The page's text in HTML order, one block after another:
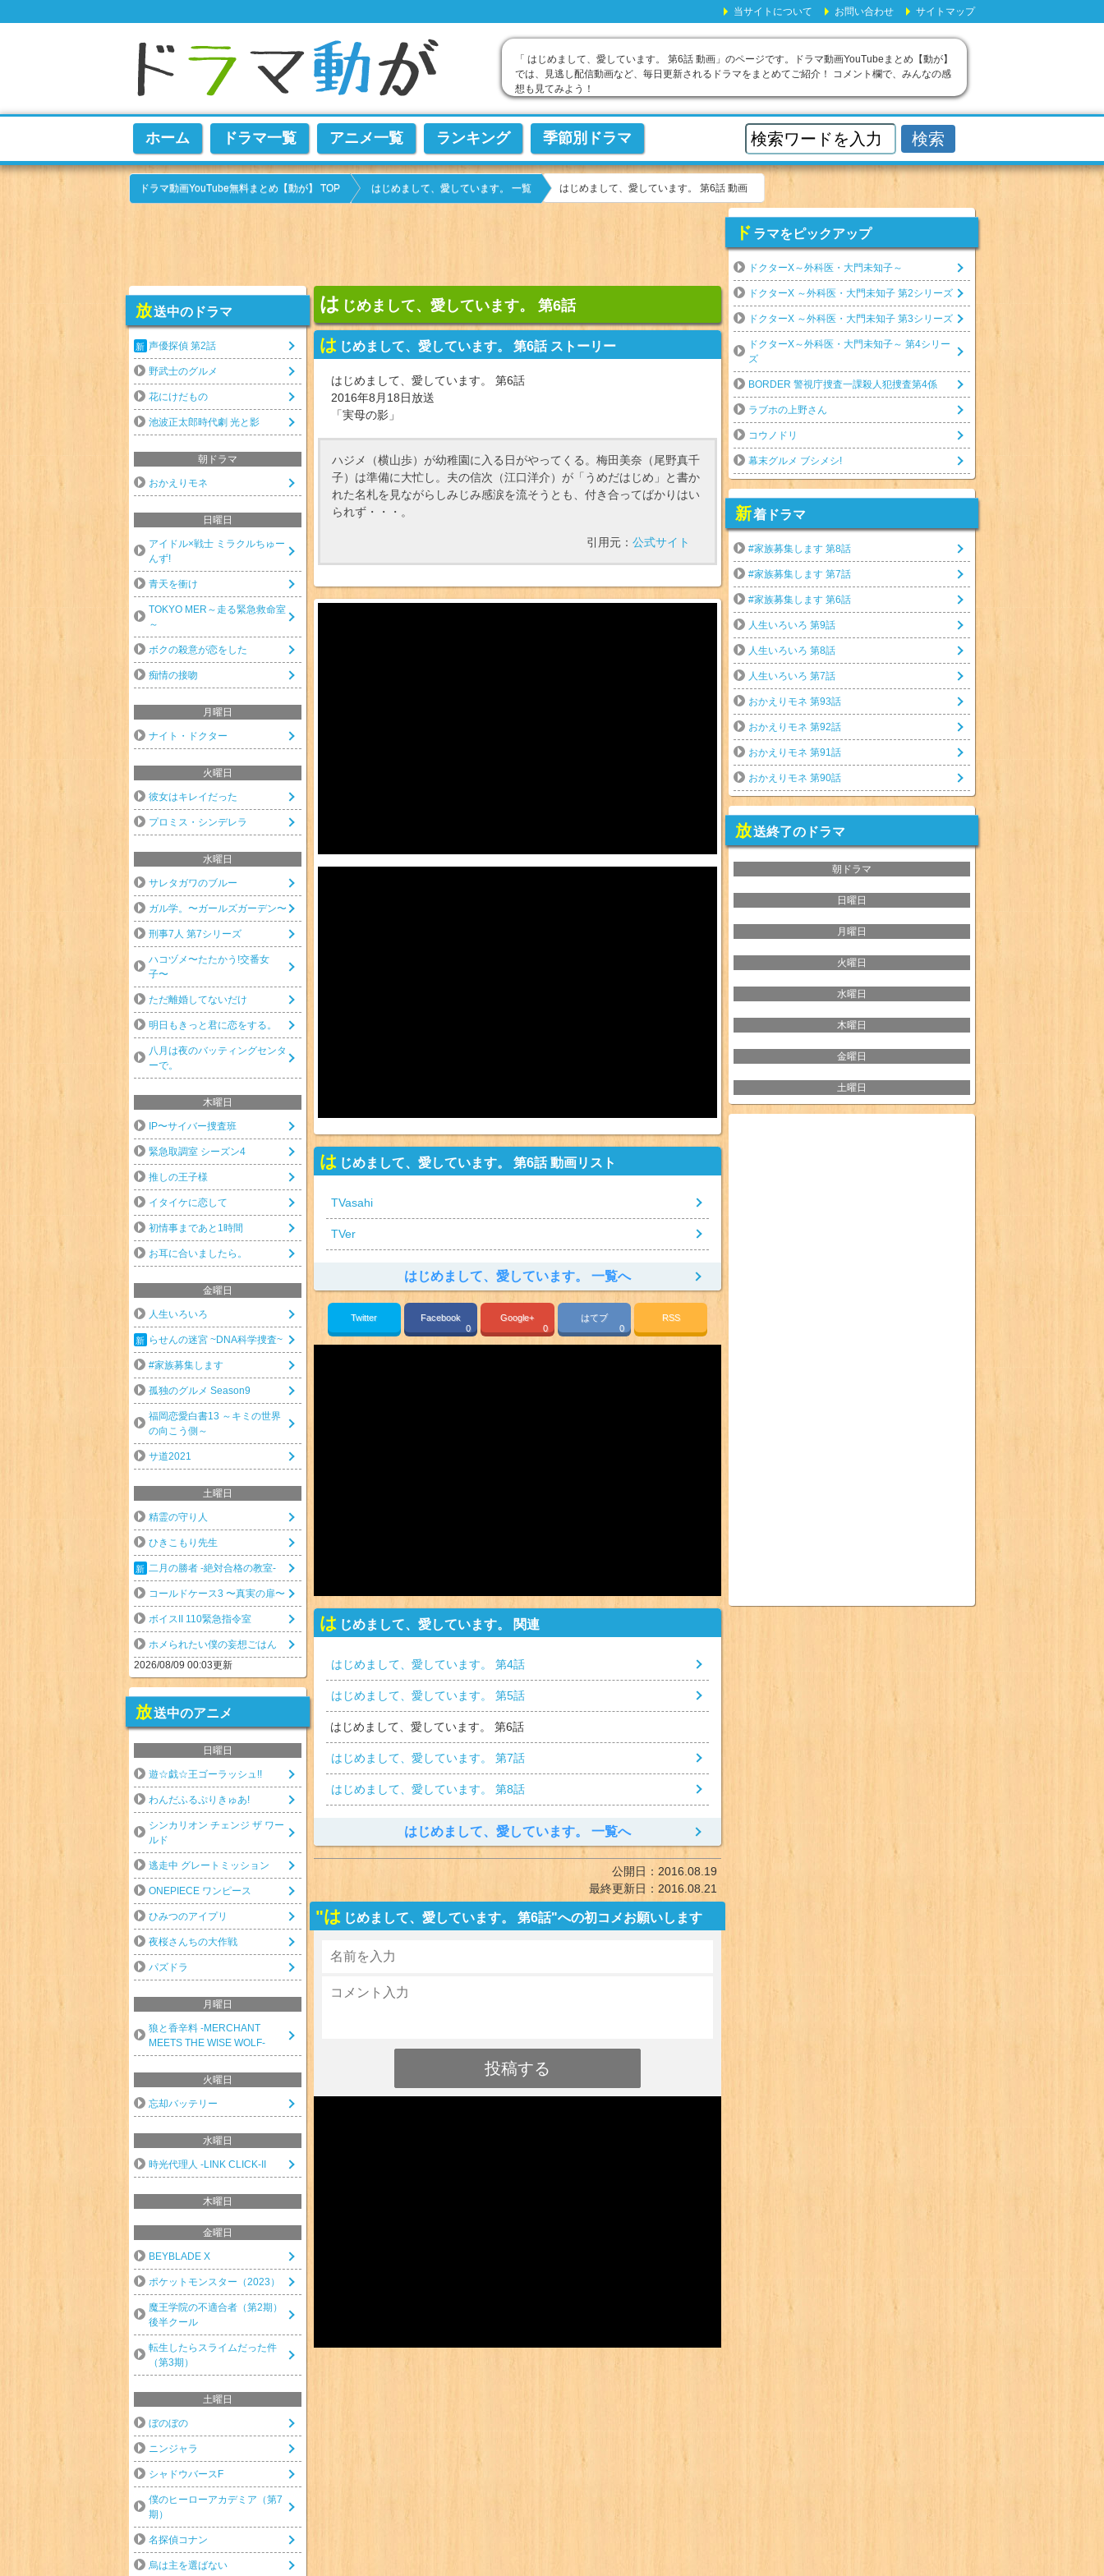
「 はじめまして、愛しています。 第6話 動画」のページです。ドラマ動画YouTubeまとめ【動が】
では、見逃し配信動画など、毎日更新されるドラマをまとめてご紹介！ コメント欄で、みんなの感
想も見てみよう！
ホーム ドラマ一覧 アニメ一覧 ランキング 季節別ドラマ
ドラマ動画YouTube無料まとめ【動が】 TOP はじめまして、愛しています。 一覧 はじめまして、愛しています。 第6話 動画
は じめまして、愛しています。 第6話
は じめまして、愛しています。 第6話 ストーリー
はじめまして、愛しています。 第6話
2016年8月18日放送
「実母の影」
ハジメ（横山歩）が幼稚園に入る日がやってくる。梅田美奈（尾野真千
子）は準備に大忙し。夫の信次（江口洋介）が「うめだはじめ」と書か
れた名札を見ながらしみじみ感涙を流そうとも、付き合ってばかりはい
られず・・・。
引用元： 公式サイト
は じめまして、愛しています。 第6話 動画リスト
TVasahi
TVer
はじめまして、愛しています。 一覧へ
Twitter
Facebook
0
Google+
0
はてブ
0
RSS
は じめまして、愛しています。 関連
はじめまして、愛しています。 第4話
はじめまして、愛しています。 第5話
はじめまして、愛しています。 第6話
はじめまして、愛しています。 第7話
はじめまして、愛しています。 第8話
はじめまして、愛しています。 一覧へ
公開日： 2016.08.19
最終更新日： 2016.08.21
"は じめまして、愛しています。 第6話"への初コメお願いします
放送中のドラマ
声優探偵 第2話
野武士のグルメ
花にけだもの
池波正太郎時代劇 光と影
朝ドラマ
おかえりモネ
日曜日
アイドル×戦士 ミラクルちゅー
んず!
青天を衝け
TOKYO MER～走る緊急救命室
～
ボクの殺意が恋をした
痴情の接吻
月曜日
ナイト・ドクター
火曜日
彼女はキレイだった
プロミス・シンデレラ
水曜日
サレタガワのブルー
ガル学。〜ガールズガーデン〜
刑事7人 第7シリーズ
ハコヅメ〜たたかう!交番女
子〜
ただ離婚してないだけ
明日もきっと君に恋をする。
八月は夜のバッティングセンタ
ーで。
木曜日
IP〜サイバー捜査班
緊急取調室 シーズン4
推しの王子様
イタイケに恋して
初情事まであと1時間
お耳に合いましたら。
金曜日
人生いろいろ
らせんの迷宮 ~DNA科学捜査~
#家族募集します
孤独のグルメ Season9
福岡恋愛白書13 ～キミの世界
の向こう側～
サ道2021
土曜日
精霊の守り人
ひきこもり先生
二月の勝者 -絶対合格の教室-
コールドケース3 〜真実の扉〜
ボイスII 110緊急指令室
ホメられたい僕の妄想ごはん
2026/08/09 00:03更新
放送中のアニメ
日曜日
遊☆戯☆王ゴーラッシュ!!
わんだふるぷりきゅあ!
シンカリオン チェンジ ザ ワー
ルド
逃走中 グレートミッション
ONEPIECE ワンピース
ひみつのアイプリ
夜桜さんちの大作戦
パズドラ
月曜日
狼と香辛料 -MERCHANT
MEETS THE WISE WOLF-
火曜日
忘却バッテリー
水曜日
時光代理人 -LINK CLICK-II
木曜日
金曜日
BEYBLADE X
ポケットモンスター（2023）
魔王学院の不適合者（第2期）
後半クール
転生したらスライムだった件
（第3期）
土曜日
ぼのぼの
ニンジャラ
シャドウバースF
僕のヒーローアカデミア（第7
期）
名探偵コナン
烏は主を選ばない
ド ラマをピックアップ
ドクターX～外科医・大門未知子～
ドクターX ～外科医・大門未知子 第2シリーズ
ドクターX ～外科医・大門未知子 第3シリーズ
ドクターX～外科医・大門未知子～ 第4シリー
ズ
BORDER 警視庁捜査一課殺人犯捜査第4係
ラブホの上野さん
コウノドリ
幕末グルメ ブシメシ!
新着ドラマ
#家族募集します 第8話
#家族募集します 第7話
#家族募集します 第6話
人生いろいろ 第9話
人生いろいろ 第8話
人生いろいろ 第7話
おかえりモネ 第93話
おかえりモネ 第92話
おかえりモネ 第91話
おかえりモネ 第90話
放送終了のドラマ
朝ドラマ
日曜日
月曜日
火曜日
水曜日
木曜日
金曜日
土曜日
当サイトについて お問い合わせ サイトマップ